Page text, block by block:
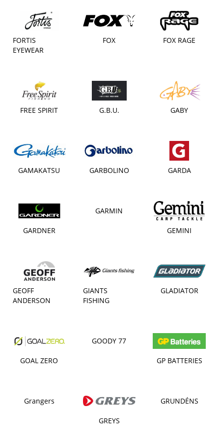
FORTIS
EYEWEAR
FOX FOX RAGE
FREE SPIRIT G.B.U. GABY
GAMAKATSU GARBOLINO GARDA
GARDNER
GARMIN
GEMINI
GEOFF
ANDERSON
GIANTS
FISHING
GLADIATOR
GOAL ZERO
GOODY 77
GP BATTERIES
Grangers
GREYS
GRUNDÉNS